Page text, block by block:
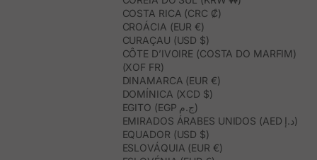
COSTA RICA (CRC ₡)
CROÁCIA (EUR €)
CURAÇAU (USD $)
CÔTE D’IVOIRE (COSTA DO MARFIM)
(XOF FR)
DINAMARCA (EUR €)
DOMÍNICA (XCD $)
EGITO (EGP ج.م)
EMIRADOS ÁRABES UNIDOS (AED د.إ)
EQUADOR (USD $)
ESLOVÁQUIA (EUR €)